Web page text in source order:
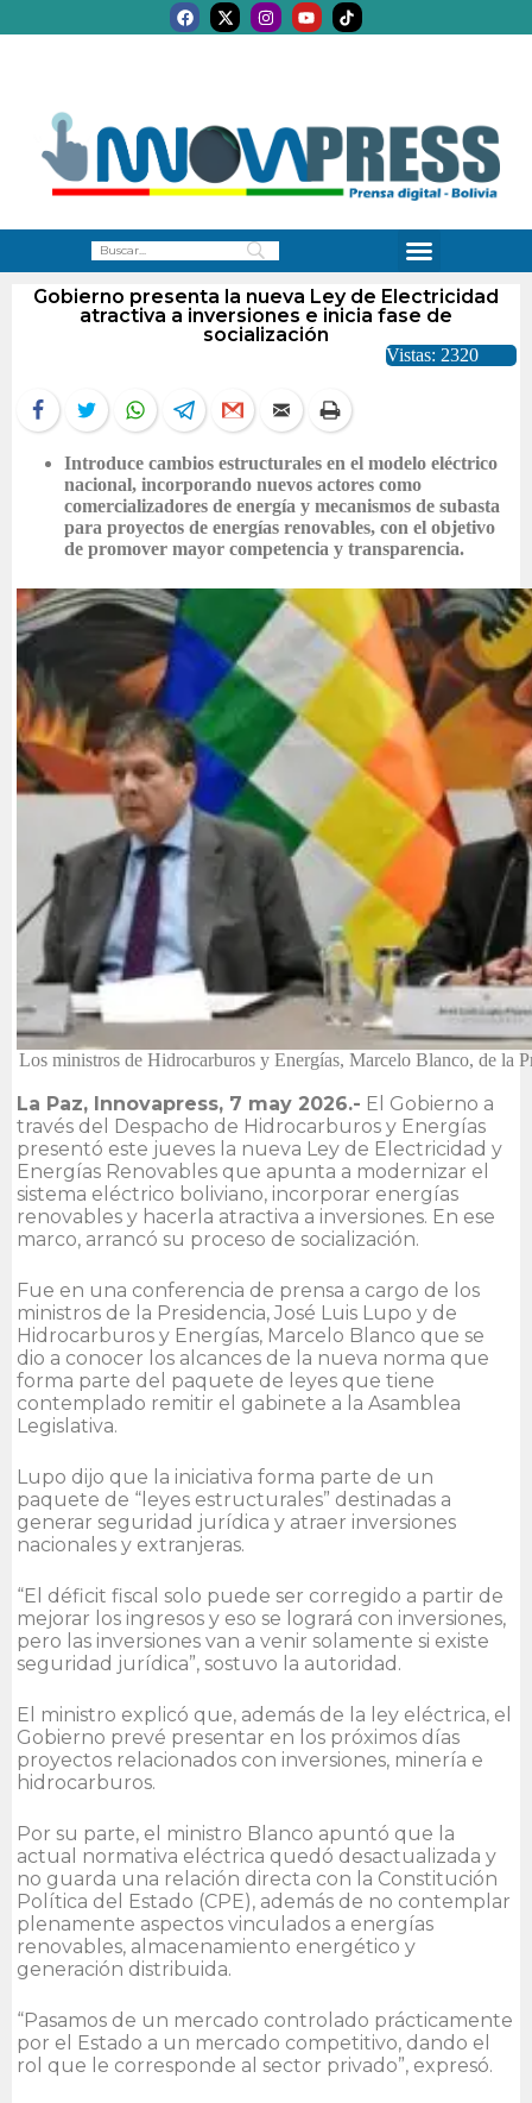
Gobierno presenta la nueva Ley de Electricidad
atractiva a inversiones e inicia fase de
socialización
Vistas: 2320
Introduce cambios estructurales en el modelo eléctrico
nacional, incorporando nuevos actores como
comercializadores de energía y mecanismos de subasta
para proyectos de energías renovables, con el objetivo
de promover mayor competencia y transparencia.
Los ministros de Hidrocarburos y Energías, Marcelo Blanco, de la
La Paz, Innovapress, 7 may 2026.- El Gobierno a
través del Despacho de Hidrocarburos y Energías
presentó este jueves la nueva Ley de Electricidad y
Energías Renovables que apunta a modernizar el
sistema eléctrico boliviano, incorporar energías
renovables y hacerla atractiva a inversiones. En ese
marco, arrancó su proceso de socialización.
Fue en una conferencia de prensa a cargo de los
ministros de la Presidencia, José Luis Lupo y de
Hidrocarburos y Energías, Marcelo Blanco que se
dio a conocer los alcances de la nueva norma que
forma parte del paquete de leyes que tiene
contemplado remitir el gabinete a la Asamblea
Legislativa.
Lupo dijo que la iniciativa forma parte de un
paquete de “leyes estructurales” destinadas a
generar seguridad jurídica y atraer inversiones
nacionales y extranjeras.
“El déficit fiscal solo puede ser corregido a partir de
mejorar los ingresos y eso se logrará con inversiones,
pero las inversiones van a venir solamente si existe
seguridad jurídica”, sostuvo la autoridad.
El ministro explicó que, además de la ley eléctrica, el
Gobierno prevé presentar en los próximos días
proyectos relacionados con inversiones, minería e
hidrocarburos.
Por su parte, el ministro Blanco apuntó que la
actual normativa eléctrica quedó desactualizada y
no guarda una relación directa con la Constitución
Política del Estado (CPE), además de no contemplar
plenamente aspectos vinculados a energías
renovables, almacenamiento energético y
generación distribuida.
“Pasamos de un mercado controlado prácticamente
por el Estado a un mercado competitivo, dando el
rol que le corresponde al sector privado”, expresó.